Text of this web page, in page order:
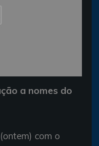
a nomes do
com o